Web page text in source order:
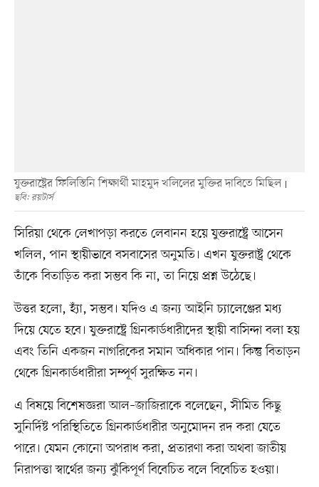
যুক্তরাষ্ট্রের ফিলিস্তিনি শিক্ষার্থী মাহমুদ খলিলের মুক্তির দাবিতে মিছিল
ছবি: রয়টার্স
সিরিয়া থেকে লেখাপড়া করতে লেবানন হয়ে যুক্তরাষ্ট্রে আসেন
খলিল, পান স্থায়ীভাবে বসবাসের অনুমতি। এখন যুক্তরাষ্ট্র থেকে
তাঁকে বিতাড়িত করা সম্ভব কি না, তা নিয়ে প্রশ্ন উঠেছে।
উত্তর হলো, হ্যাঁ, সম্ভব। যদিও এ জন্য আইনি চ্যালেঞ্জের মধ্য
দিয়ে যেতে হবে। যুক্তরাষ্ট্রে গ্রিনকার্ডধারীদের স্থায়ী বাসিন্দা বলা হয়
এবং তিনি একজন নাগরিকের সমান অধিকার পান। কিন্তু বিতাড়ন
থেকে গ্রিনকার্ডধারীরা সম্পূর্ণ সুরক্ষিত নন।
এ বিষয়ে বিশেষজ্ঞরা আল–জাজিরাকে বলেছেন, সীমিত কিছু
সুনির্দিষ্ট পরিস্থিতিতে গ্রিনকার্ডধারীর অনুমোদন রদ করা যেতে
পারে। যেমন কোনো অপরাধ করা, প্রতারণা করা অথবা জাতীয়
নিরাপত্তা স্বার্থের জন্য ঝুঁকিপূর্ণ বিবেচিত বলে বিবেচিত হওয়া।